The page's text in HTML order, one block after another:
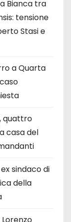
Bianca tra
tensione
Stasi e
a Quarta
quattro
casa del
sindaco di
della